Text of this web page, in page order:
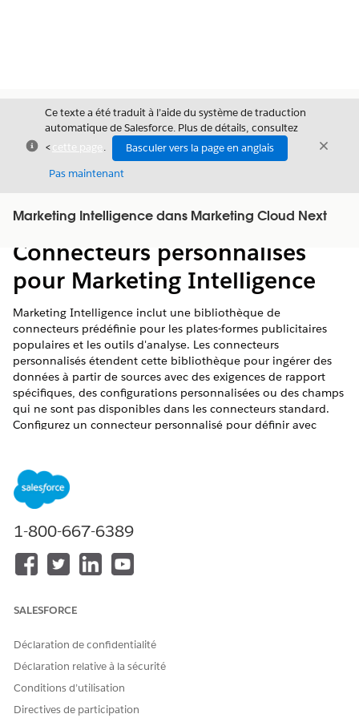
Fermer
Ce texte a été traduit à l’aide du système de traduction
automatique de Salesforce. Plus de détails, consultez
<cette page .
Basculer vers la page en anglais
Pas maintenant
Fermer
Marketing Intelligence dans Marketing Cloud Next
Afficher la table des matières
Table des
matières
Connecteurs personnalisés
pour Marketing Intelligence
Marketing Intelligence inclut une bibliothèque de
connecteurs prédéfinie pour les plates-formes publicitaires
populaires et les outils d'analyse. Les connecteurs
personnalisés étendent cette bibliothèque pour ingérer des
données à partir de sources avec des exigences de rapport
spécifiques, des configurations personnalisées ou des champs
qui ne sont pas disponibles dans les connecteurs standard.
Configurez un connecteur personnalisé pour définir avec
champs pour aligner les données avec le modèle de données
sémantique
Quand utiliser un connecteur personnalisé
Utilisez un connecteur personnalisé dans les scénarios ci-
dessous.
obligatoires, tels que les événements personnalisés ou les
Les connecteurs standard renvoient plus de données que
nécessaire et vous souhaitez récupérer uniquement des
Quand ne pas utiliser un connecteur personnalisé
1-800-667-6389
SALESFORCE
Déclaration de confidentialité
Déclaration relative à la sécurité
Conditions d’utilisation
Directives de participation